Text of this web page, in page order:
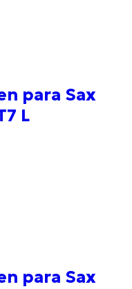
para Sax
L
para Sax